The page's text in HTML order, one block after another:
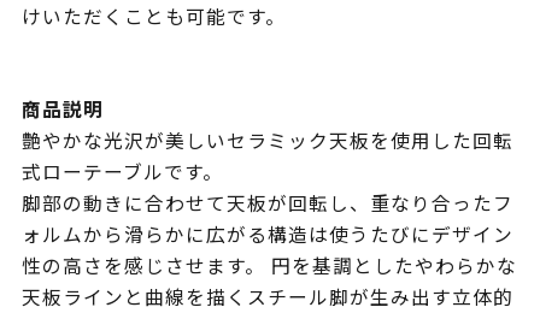
けいただくことも可能です。
商品説明
艶やかな光沢が美しいセラミック天板を使用した回転
式ローテーブルです。
脚部の動きに合わせて天板が回転し、重なり合ったフ
ォルムから滑らかに広がる構造は使うたびにデザイン
性の高さを感じさせます。 円を基調としたやわらかな
天板ラインと曲線を描くスチール脚が生み出す立体的